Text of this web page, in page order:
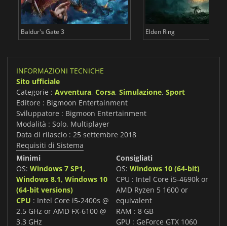
Baldur's Gate 3 Elden Ring
INFORMAZIONI TECNICHE
Sito ufficiale
Categorie : Avventura, Corsa, Simulazione, Sport
Editore : Bigmoon Entertainment
Sviluppatore : Bigmoon Entertainment
Modalità : Solo, Multiplayer
Data di rilascio : 25 settembre 2018
Requisiti di Sistema
Minimi
OS: Windows 7 SP1,
Windows 8.1, Windows 10
(64-bit versions)
CPU : Intel Core i5-2400s @
2.5 GHz or AMD FX-6100 @
3.3 GHz
Consigliati
OS: Windows 10 (64-bit)
CPU : Intel Core i5-4690k or
AMD Ryzen 5 1600 or
equivalent
RAM : 8 GB
GPU : GeForce GTX 1060